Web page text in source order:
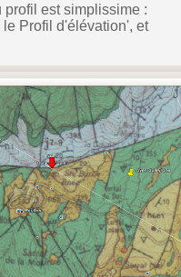
profil est simplissime :
Profil d'élévation', et